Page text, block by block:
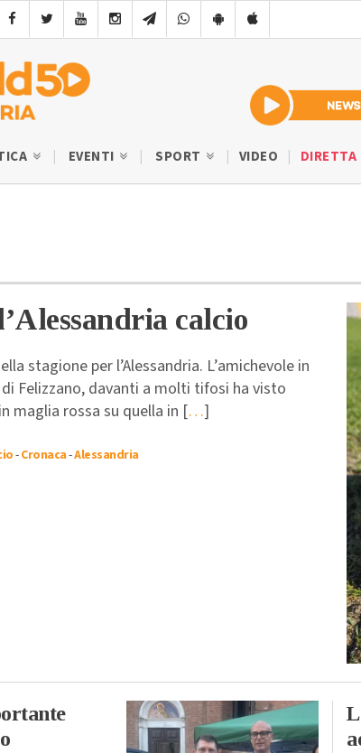
EVENTI SPORT VIDEO DIRETTA
calcio
stagione per l’Alessandria. L’amichevole in
di Felizzano, davanti a molti tifosi ha visto
maglia rossa su quella in […]
-Cronaca-Alessandria